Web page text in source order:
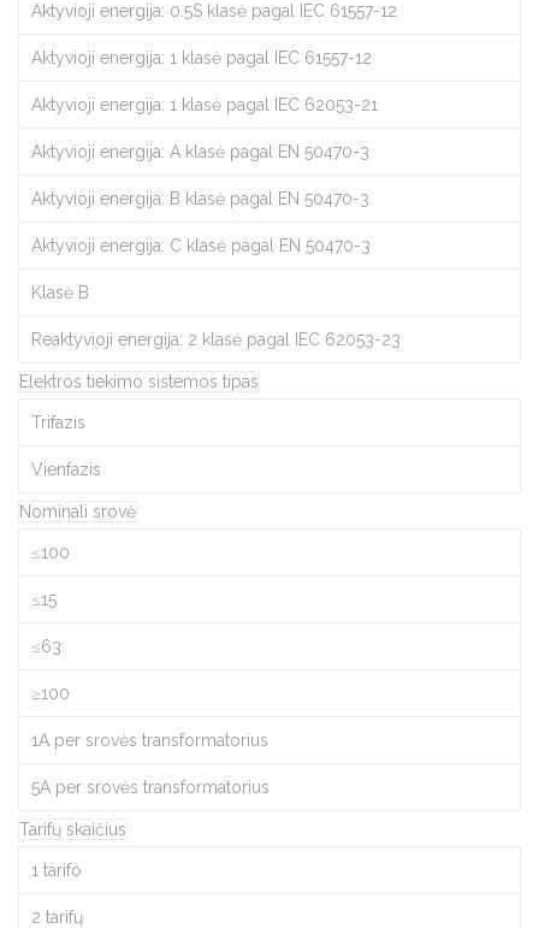
Aktyvioji energija: 0.5S klasė pagal IEC 61557-12
Aktyvioji energija: 1 klasė pagal IEC 61557-12
Aktyvioji energija: 1 klasė pagal IEC 62053-21
Aktyvioji energija: A klasė pagal EN 50470-3
Aktyvioji energija: B klasė pagal EN 50470-3
Aktyvioji energija: C klasė pagal EN 50470-3
Klasė B
Reaktyvioji energija: 2 klasė pagal IEC 62053-23
Elektros tiekimo sistemos tipas
Trifazis
Vienfazis
Nominali srovė
≤100
≤15
≤63
≥100
1A per srovės transformatorius
5A per srovės transformatorius
Tarifų skaičius
1 tarifo
2 tarifų